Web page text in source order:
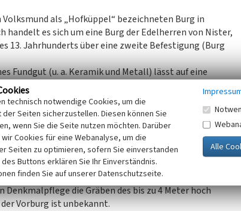
als „Hofküppel“ bezeichneten Burg in
es sich um eine Burg der Edelherren von Nister,
13. Jahrhunderts über eine zweite Befestigung (Burg
Fundgut (u. a. Keramik und Metall) lässt auf eine
schließen. Wann die Burg aufgegeben
13. Jahrhunderts Kunigunde, die einer sich
entstammte und 1279 gemeinsam mit ihren
bei Streithausen) an das Kloster Marienstatt
zu Streithausen, zu dem vermutlich auch die Burg
die Gräben des bis zu 4 Meter hoch
Vorburg ist unbekannt.
technisch notwendige Cookies, um die
Seiten sicherzustellen. Diesen können Sie
wenn Sie die Seite nutzen möchten. Darüber
Cookies für eine Webanalyse, um die
Seiten zu optimieren, sofern Sie einverstanden
Buttons erklären Sie Ihr Einverständnis.
finden Sie auf unserer Datenschutzseite.